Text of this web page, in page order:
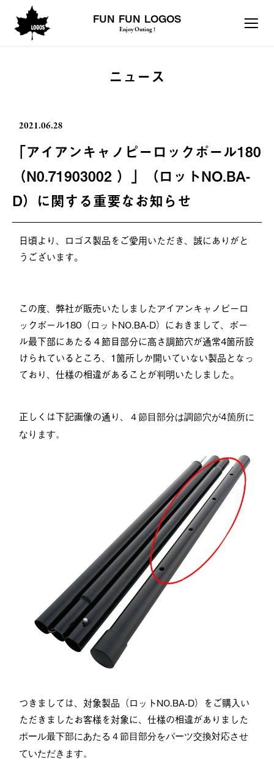
FUN FUN LOGOS
Enjoy Outing !
ニュース
2021.06.28
「アイアンキャノピーロックポール180
（N0.71903002 ）」（ロットNO.BA-
D）に関する重要なお知らせ
日頃より、ロゴス製品をご愛用いただき、誠にありがと
うございます。
この度、弊社が販売いたしましたアイアンキャノピーロ
ックポール180（ロットNO.BA-D）におきまして、ポー
ル最下部にあたる４節目部分に高さ調節穴が通常4箇所設
けられているところ、1箇所しか開いていない製品となっ
ており、仕様の相違があることが判明いたしました。
正しくは下記画像の通り、 ４節目部分は調節穴が4箇所に
なります。
つきましては、対象製品（ロットNO.BA-D）をご購入い
ただきましたお客様を対象に、仕様の相違がありました
ポール最下部にあたる４節目部分をパーツ交換対応させ
ていただきます。